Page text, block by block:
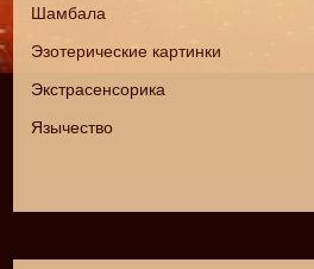
Шамбала
Эзотерические картинки
Экстрасенсорика
Язычество